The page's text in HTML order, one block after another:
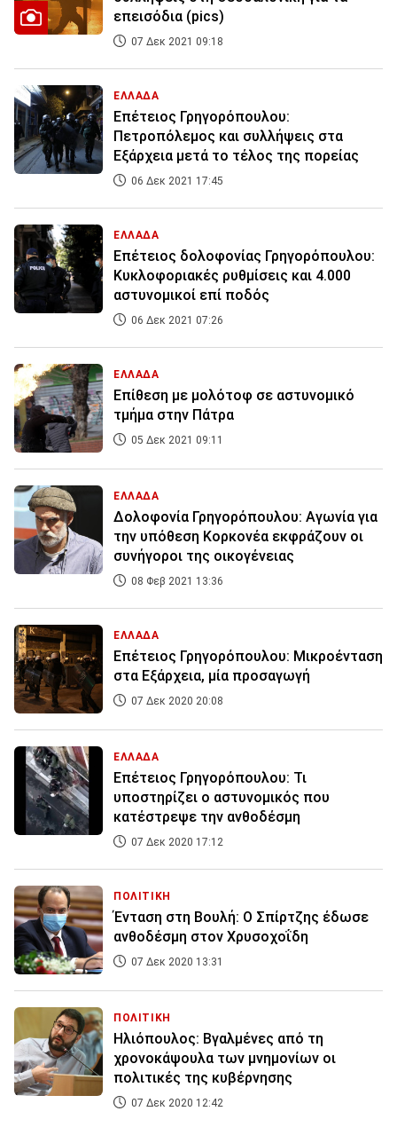
επεισόδια (pics)
07 Δεκ 2021 09:18
ΕΛΛΑΔΑ
Επέτειος Γρηγορόπουλου:
Πετροπόλεμος και συλλήψεις στα
Εξάρχεια μετά το τέλος της πορείας
06 Δεκ 2021 17:45
ΕΛΛΑΔΑ
Επέτειος δολοφονίας Γρηγορόπουλου:
Κυκλοφοριακές ρυθμίσεις και 4.000
αστυνομικοί επί ποδός
06 Δεκ 2021 07:26
ΕΛΛΑΔΑ
Επίθεση με μολότοφ σε αστυνομικό
τμήμα στην Πάτρα
05 Δεκ 2021 09:11
ΕΛΛΑΔΑ
Δολοφονία Γρηγορόπουλου: Αγωνία για
την υπόθεση Κορκονέα εκφράζουν οι
συνήγοροι της οικογένειας
08 Φεβ 2021 13:36
ΕΛΛΑΔΑ
Επέτειος Γρηγορόπουλου: Μικροένταση
στα Εξάρχεια, μία προσαγωγή
07 Δεκ 2020 20:08
ΕΛΛΑΔΑ
Επέτειος Γρηγορόπουλου: Τι
υποστηρίζει ο αστυνομικός που
κατέστρεψε την ανθοδέσμη
07 Δεκ 2020 17:12
ΠΟΛΙΤΙΚΗ
Ένταση στη Βουλή: Ο Σπίρτζης έδωσε
ανθοδέσμη στον Χρυσοχοΐδη
07 Δεκ 2020 13:31
ΠΟΛΙΤΙΚΗ
Ηλιόπουλος: Βγαλμένες από τη
χρονοκάψουλα των μνημονίων οι
πολιτικές της κυβέρνησης
07 Δεκ 2020 12:42